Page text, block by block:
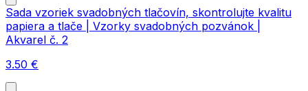
Sada vzoriek svadobných tlačovín, skontrolujte kvalitu
papiera a tlače | Vzorky svadobných pozvánok |
Akvarel č. 2
3.50 €